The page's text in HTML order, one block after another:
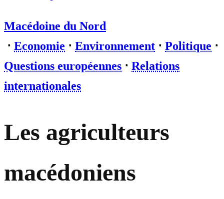
Macédoine du Nord
⋅ Economie ⋅ Environnement ⋅ Politique ⋅
Questions européennes ⋅ Relations
internationales
Les agriculteurs
macédoniens